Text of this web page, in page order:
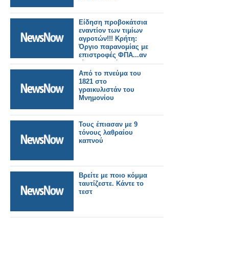
Είδηση προβοκάτσια
εναντίον των τιμίων
αγροτών!!! Κρήτη:
Όργιο παρανομίας με
επιστροφές ΦΠΑ...αν
είναι δυνατόν να
συμβαίνει!!
Από το πνεύμα του
1821 στο
γραικυλιστάν του
Μνημονίου
Τους έπιασαν με 9
τόνους λαθραίου
καπνού
Βρείτε με ποιο κόμμα
ταυτίζεστε. Κάντε το
τεστ